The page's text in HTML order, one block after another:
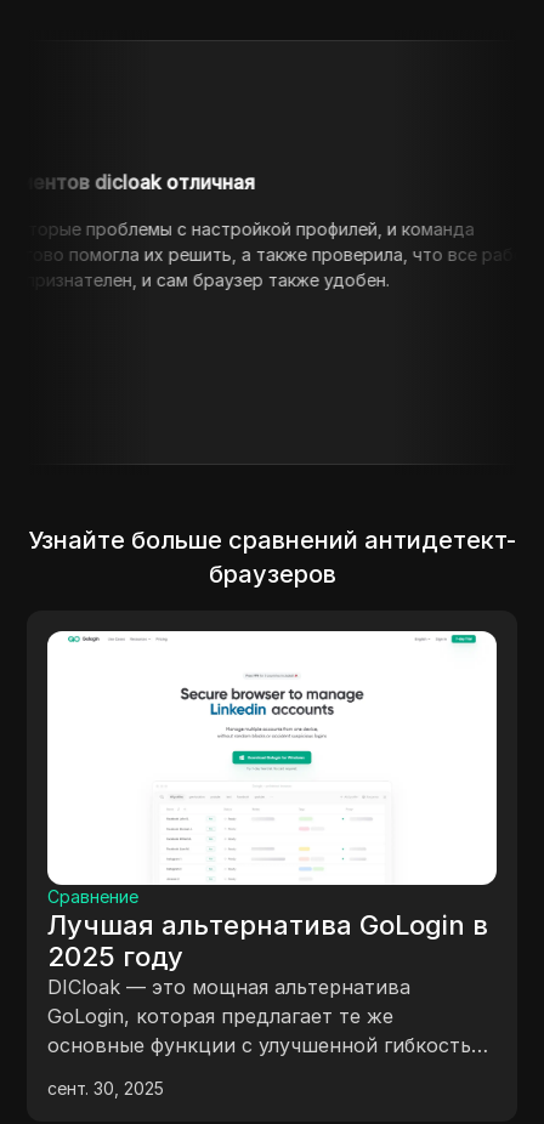
отличная
с настройкой профилей, и команда
их решить, а также проверила, что все работает
и сам браузер также удобен.
Узнайте больше сравнений антидетект-
браузеров
Сравнение
Лучшая альтернатива GoLogin в
2025 году
DICloak — это мощная альтернатива
GoLogin, которая предлагает те же
основные функции с улучшенной гибкостью
доступной цене.
сент. 30, 2025